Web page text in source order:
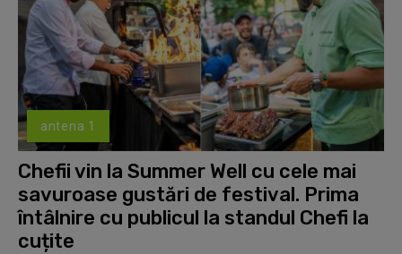
antena 1
Chefii vin la Summer Well cu cele mai
savuroase gustări de festival. Prima
întâlnire cu publicul la standul Chefi la
cuțite